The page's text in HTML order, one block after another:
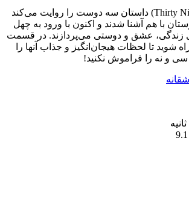
سریال سی و نه (Thirty Nine) داستان سه دوست را روایت می‌کند
با هم آشنا شدند و اکنون با ورود به چهل
زندگی، عشق و دوستی می‌پردازند. در قسمت
ما همراه شوید تا لحظات هیجان‌انگیز و جذاب آنها را
سی و نه را فراموش نکنید!
9.1